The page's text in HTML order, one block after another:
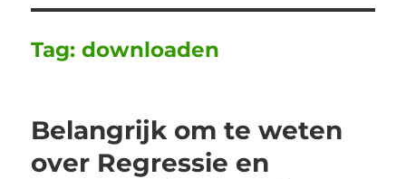
Tag:downloaden
Belangrijk om te weten
over Regressie en